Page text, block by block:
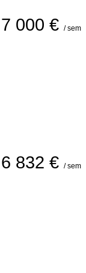
7 000 € / sem
6 832 € / sem